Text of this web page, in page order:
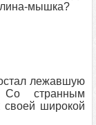
мышка?
лежавшую
странным
широкой